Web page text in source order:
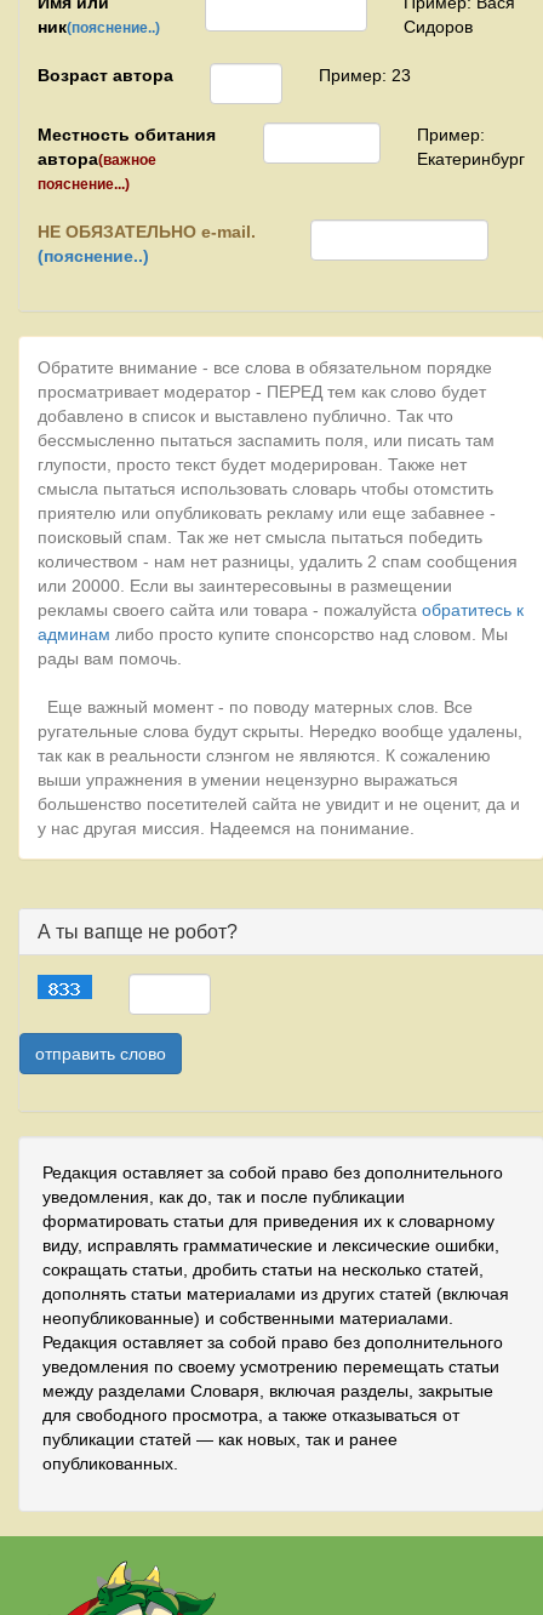
ник(пояснение..)
Сидоров
Возраст автора Пример: 23
Местность обитания
автора(важное
пояснение...)
Пример:
Екатеринбург
НЕ ОБЯЗАТЕЛЬНО e-mail.
(пояснение..)
Обратите внимание - все слова в обязательном порядке
просматривает модератор - ПЕРЕД тем как слово будет
добавлено в список и выставлено публично. Так что
бессмысленно пытаться заспамить поля, или писать там
глупости, просто текст будет модерирован. Также нет
смысла пытаться использовать словарь чтобы отомстить
приятелю или опубликовать рекламу или еще забавнее -
поисковый спам. Так же нет смысла пытаться победить
количеством - нам нет разницы, удалить 2 спам сообщения
или 20000. Если вы заинтересовыны в размещении
рекламы своего сайта или товара - пожалуйста обратитесь к
админам либо просто купите спонсорство над словом. Мы
рады вам помочь.
Еще важный момент - по поводу матерных слов. Все
ругательные слова будут скрыты. Нередко вообще удалены,
так как в реальности слэнгом не являются. К сожалению
выши упражнения в умении нецензурно выражаться
большенство посетителей сайта не увидит и не оценит, да и
у нас другая миссия. Надеемся на понимание.
А ты вапще не робот?
Редакция оставляет за собой право без дополнительного
уведомления, как до, так и после публикации
форматировать статьи для приведения их к словарному
виду, исправлять грамматические и лексические ошибки,
сокращать статьи, дробить статьи на несколько статей,
дополнять статьи материалами из других статей (включая
неопубликованные) и собственными материалами.
Редакция оставляет за собой право без дополнительного
уведомления по своему усмотрению перемещать статьи
между разделами Словаря, включая разделы, закрытые
для свободного просмотра, а также отказываться от
публикации статей — как новых, так и ранее
опубликованных.